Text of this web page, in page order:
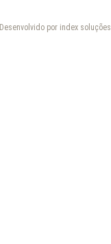
Desenvolvido por index soluções